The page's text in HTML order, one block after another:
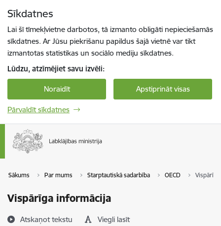
Sīkdatnes
Lai šī tīmekļvietne darbotos, tā izmanto obligāti nepieciešamās
sīkdatnes. Ar Jūsu piekrišanu papildus šajā vietnē var tikt
izmantotas statistikas un sociālo mediju sīkdatnes.
Lūdzu, atzīmējiet savu izvēli:
Noraidīt Apstiprināt visas
Pārvaldīt sīkdatnes
Sākums Par mums Starptautiskā sadarbība OECD
Vispārīga informācija
Atskaņot tekstu Viegli lasīt